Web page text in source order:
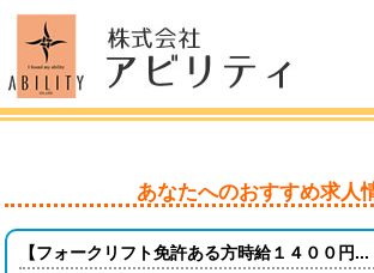
あなたへのおすすめ求人
【フォークリフト免許ある方時給１４００円...